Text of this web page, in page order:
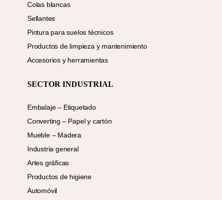
Colas blancas
Sellantes
Pintura para suelos técnicos
Productos de limpieza y mantenimiento
Accesorios y herramientas
SECTOR INDUSTRIAL
Embalaje – Etiquetado
Converting – Papel y cartón
Mueble – Madera
Industria general
Artes gráficas
Productos de higiene
Automóvil